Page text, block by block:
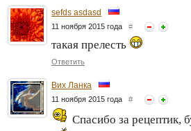
sefds asdasd
11 ноября 2015 года #
такая прелесть
Ответить
Вих Ланка
11 ноября 2015 года #
Спасибо за рецептик,